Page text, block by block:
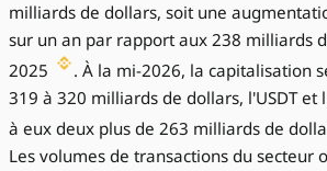
milliards de dollars, soit une
sur un an par rapport aux 238 milliards
2025
. À la mi-2026, la capitalisation
319 à 320 milliards de dollars, l'USDT et
à eux deux plus de 263 milliards de
Les volumes de transactions du secteur